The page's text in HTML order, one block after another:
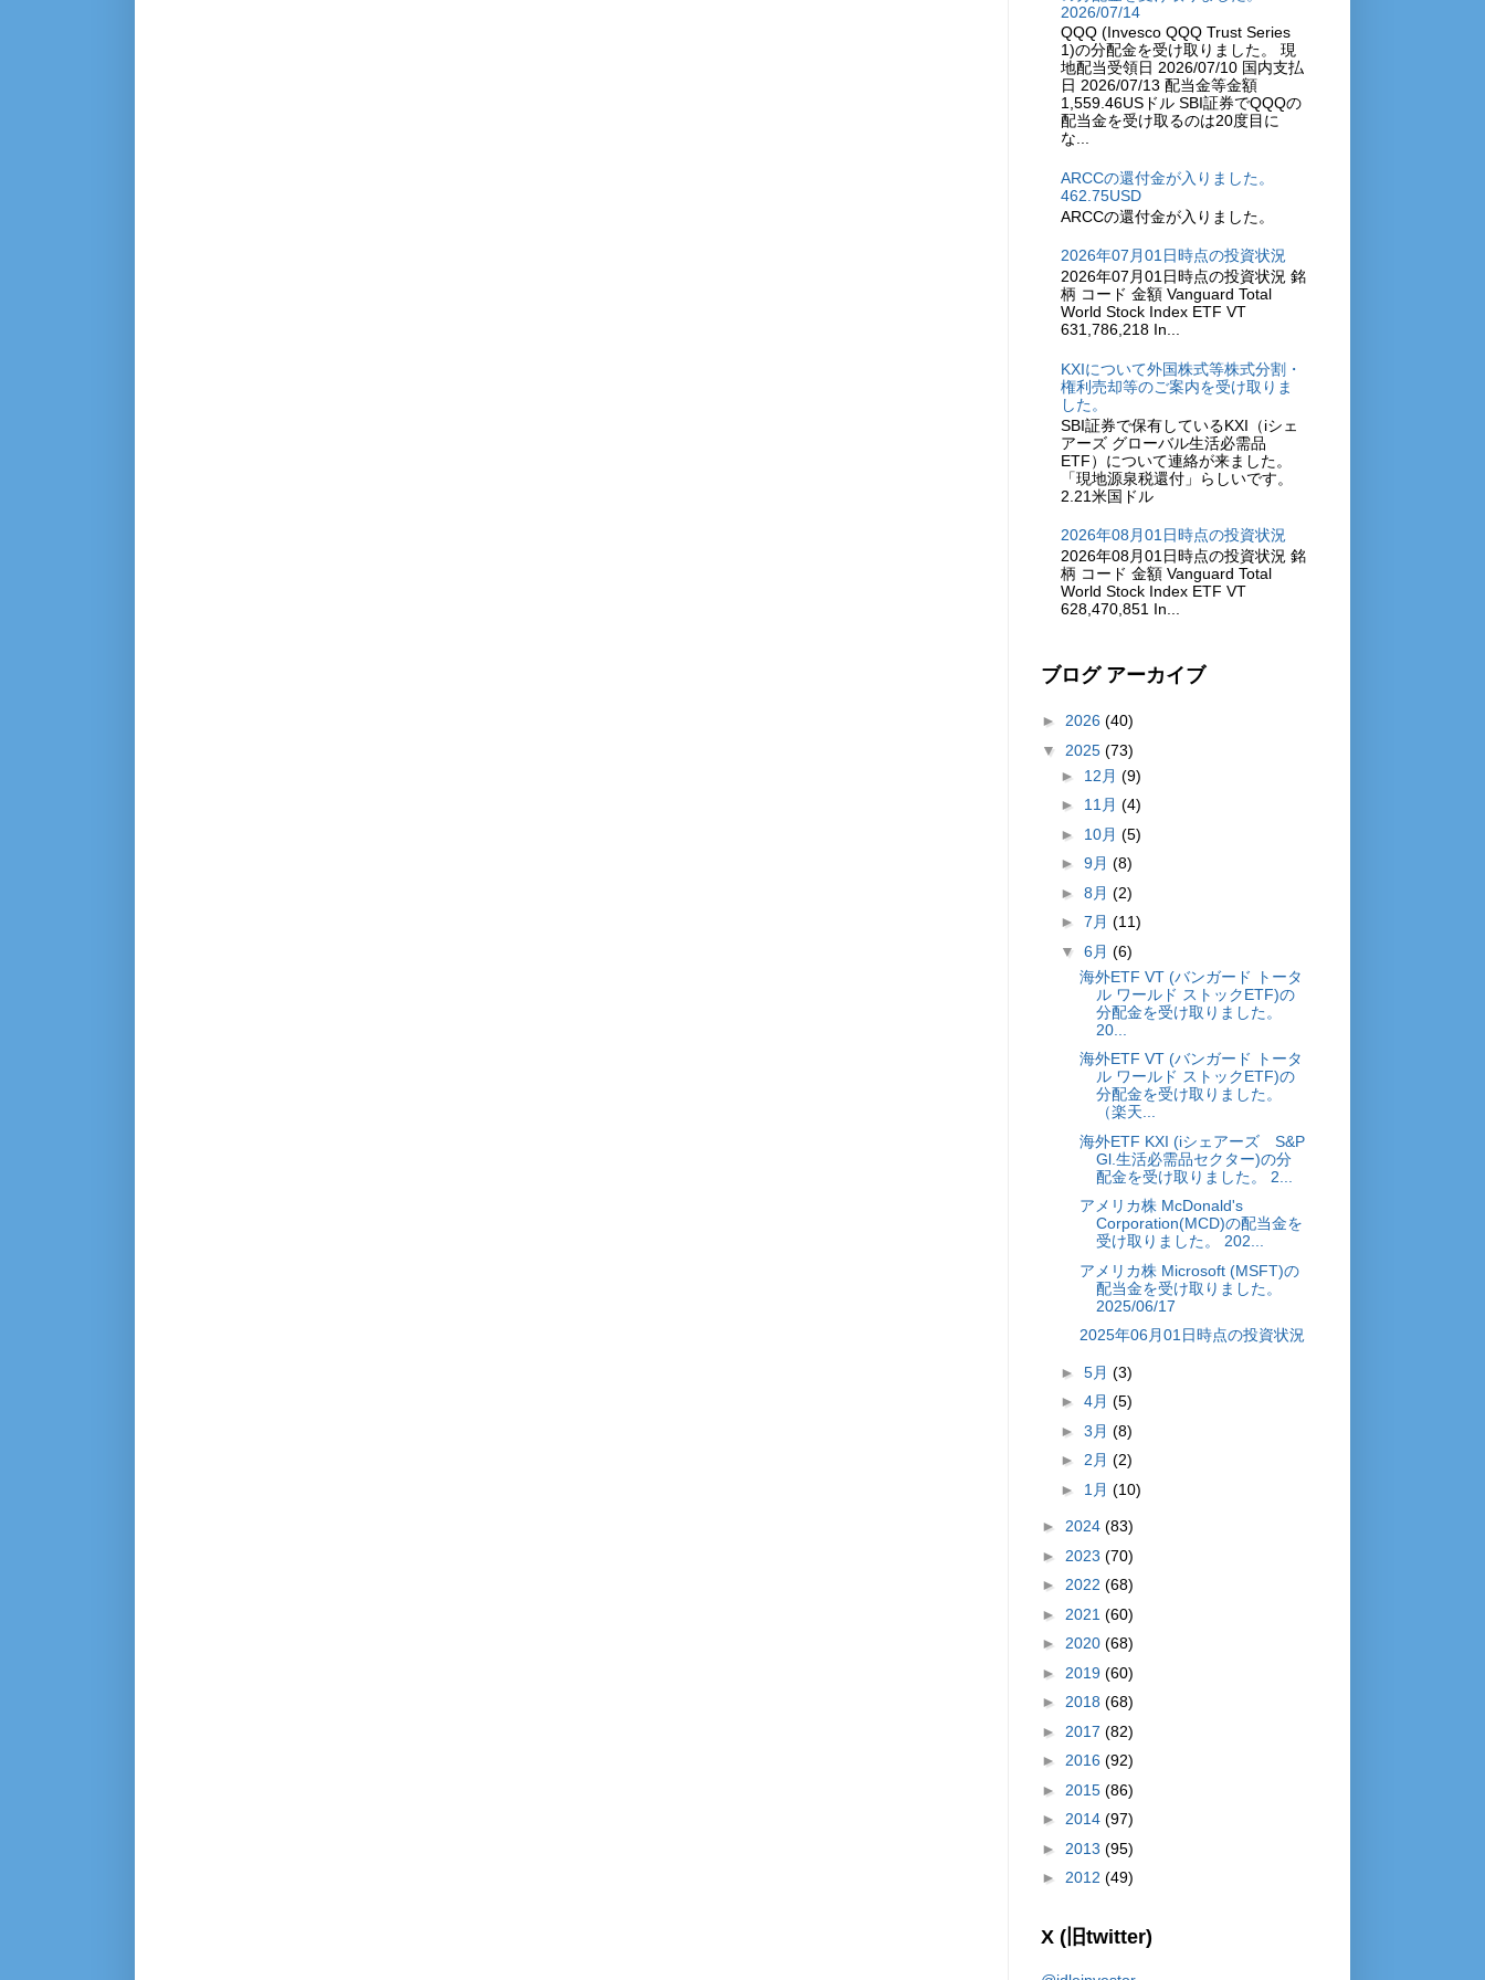
2026/07/14
QQQ (Invesco QQQ Trust Series
1)の分配金を受け取りました。 現
地配当受領日 2026/07/10 国内支払
日 2026/07/13 配当金等金額
1,559.46USドル SBI証券でQQQの
配当金を受け取るのは20度目に
な...
ARCCの還付金が入りました。
462.75USD
ARCCの還付金が入りました。
2026年07月01日時点の投資状況
2026年07月01日時点の投資状況 銘
柄 コード 金額 Vanguard Total
World Stock Index ETF VT
631,786,218 In...
KXIについて外国株式等株式分割・
権利売却等のご案内を受け取りま
した。
SBI証券で保有しているKXI（iシェ
アーズ グローバル生活必需品
ETF）について連絡が来ました。
「現地源泉税還付」らしいです。
2.21米国ドル
2026年08月01日時点の投資状況
2026年08月01日時点の投資状況 銘
柄 コード 金額 Vanguard Total
World Stock Index ETF VT
628,470,851 In...
ブログ アーカイブ
► 2026 (40)
▼ 2025 (73)
► 12月 (9)
► 11月 (4)
► 10月 (5)
► 9月 (8)
► 8月 (2)
► 7月 (11)
▼ 6月 (6)
海外ETF VT (バンガード トータ
ル ワールド ストックETF)の
分配金を受け取りました。
20...
海外ETF VT (バンガード トータ
ル ワールド ストックETF)の
分配金を受け取りました。
（楽天...
海外ETF KXI (iシェアーズ S&P
Gl.生活必需品セクター)の分
配金を受け取りました。 2...
アメリカ株 McDonald's
Corporation(MCD)の配当金を
受け取りました。 202...
アメリカ株 Microsoft (MSFT)の
配当金を受け取りました。
2025/06/17
2025年06月01日時点の投資状況
► 5月 (3)
► 4月 (5)
► 3月 (8)
► 2月 (2)
► 1月 (10)
► 2024 (83)
► 2023 (70)
► 2022 (68)
► 2021 (60)
► 2020 (68)
► 2019 (60)
► 2018 (68)
► 2017 (82)
► 2016 (92)
► 2015 (86)
► 2014 (97)
► 2013 (95)
► 2012 (49)
X (旧twitter)